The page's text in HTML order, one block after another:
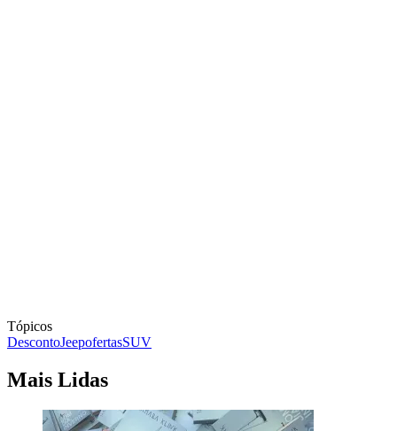
Tópicos
DescontoJeepofertasSUV
Mais Lidas